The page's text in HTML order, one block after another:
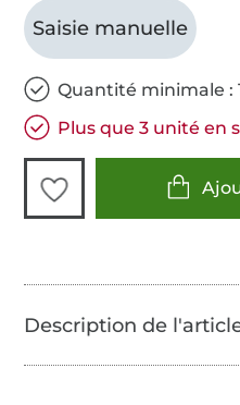
Saisie manuelle
Quantité minimale :
Plus que 3 unité en